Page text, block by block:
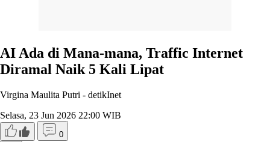
AI Ada di Mana-mana, Traffic Internet
Diramal Naik 5 Kali Lipat
Virgina Maulita Putri - detikInet
Selasa, 23 Jun 2026 22:00 WIB
0